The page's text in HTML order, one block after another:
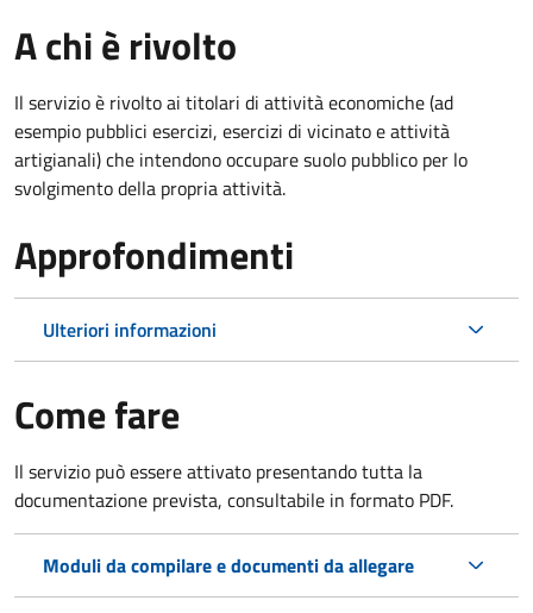
A chi è rivolto
Il servizio è rivolto ai titolari di attività economiche (ad
esempio pubblici esercizi, esercizi di vicinato e attività
artigianali) che intendono occupare suolo pubblico per lo
svolgimento della propria attività.
Approfondimenti
Ulteriori informazioni
Come fare
Il servizio può essere attivato presentando tutta la
documentazione prevista, consultabile in formato PDF.
Moduli da compilare e documenti da allegare